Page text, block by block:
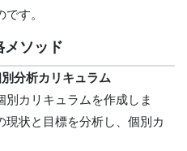
す。
メソッド
分析カリキュラム
別カリキュラムを作成しま
状と目標を分析し、個別カ